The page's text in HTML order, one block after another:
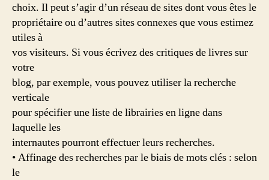
choix. Il peut s’agir d’un réseau de sites dont vous êtes le
propriétaire ou d’autres sites connexes que vous estimez
utiles à
vos visiteurs. Si vous écrivez des critiques de livres sur
votre
blog, par exemple, vous pouvez utiliser la recherche
verticale
pour spécifier une liste de librairies en ligne dans
laquelle les
internautes pourront effectuer leurs recherches.
• Affinage des recherches par le biais de mots clés : selon
le